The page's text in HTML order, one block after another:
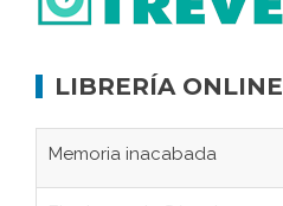
LIBRERÍA ONLINE
Memoria inacabada
El retorno de Sócrates